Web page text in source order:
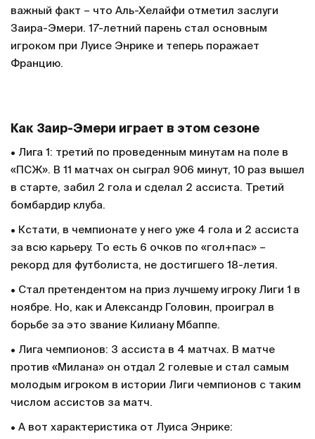
важный факт – что Аль-Хелайфи отметил заслуги
Заира-Эмери. 17-летний парень стал основным
игроком при Луисе Энрике и теперь поражает
Францию.
Как Заир-Эмери играет в этом сезоне
• Лига 1: третий по проведенным минутам на поле в
«ПСЖ». В 11 матчах он сыграл 906 минут, 10 раз вышел
в старте, забил 2 гола и сделал 2 ассиста. Третий
бомбардир клуба.
• Кстати, в чемпионате у него уже 4 гола и 2 ассиста
за всю карьеру. То есть 6 очков по «гол+пас» –
рекорд для футболиста, не достигшего 18-летия.
• Стал претендентом на приз лучшему игроку Лиги 1 в
ноябре. Но, как и Александр Головин, проиграл в
борьбе за это звание Килиану Мбаппе.
• Лига чемпионов: 3 ассиста в 4 матчах. В матче
против «Милана» он отдал 2 голевые и стал самым
молодым игроком в истории Лиги чемпионов с таким
числом ассистов за матч.
• А вот характеристика от Луиса Энрике: